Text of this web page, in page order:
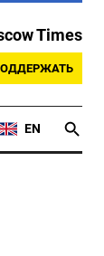
Times
EN